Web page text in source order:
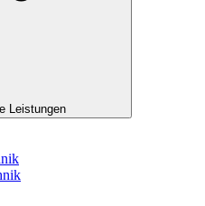
Leistungen